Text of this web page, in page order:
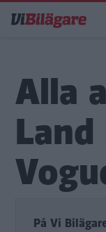
till
Alla
På Vi